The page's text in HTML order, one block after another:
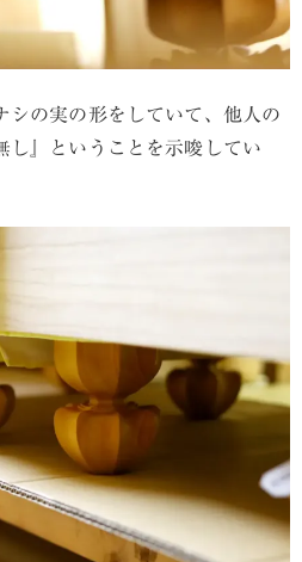
シの実の形をしていて、他人の
し』ということを示唆してい